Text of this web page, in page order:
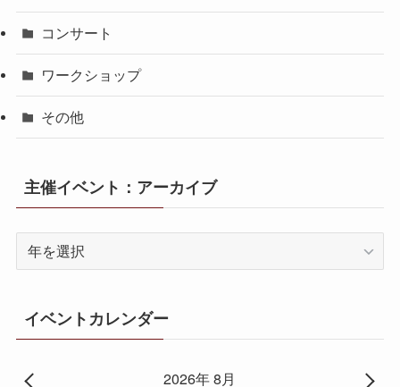
コンサート
ワークショップ
その他
主催イベント：アーカイブ
イベントカレンダー
2026年 8月